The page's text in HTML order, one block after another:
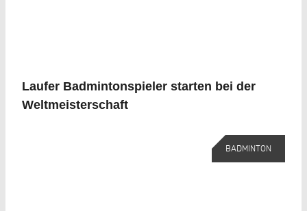
Laufer Badmintonspieler starten bei der
Weltmeisterschaft
BADMINTON